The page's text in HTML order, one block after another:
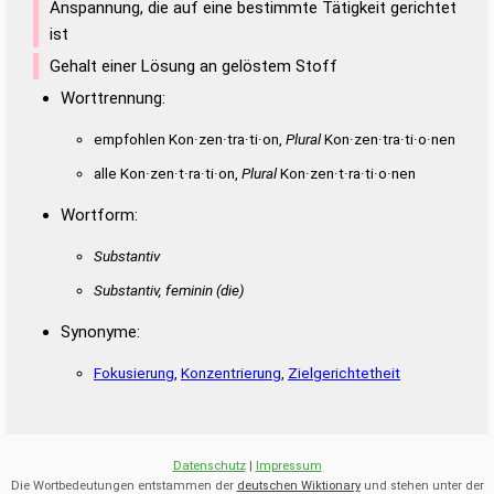
Anspannung, die auf eine bestimmte Tätigkeit gerichtet
ist
Gehalt einer Lösung an gelöstem Stoff
Worttrennung:
empfohlen Kon·zen·tra·ti·on, PluralKon·zen·tra·ti·o·nen
alle Kon·zen·t·ra·ti·on, PluralKon·zen·t·ra·ti·o·nen
Wortform:
Substantiv
Substantiv, feminin(die)
Synonyme:
Fokusierung Konzentrierung Zielgerichtetheit
Datenschutz| Impressum
Die Wortbedeutungen entstammen der deutschen Wiktionaryund stehen unter der